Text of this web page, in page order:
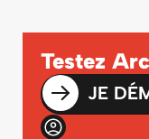
Testez
JE